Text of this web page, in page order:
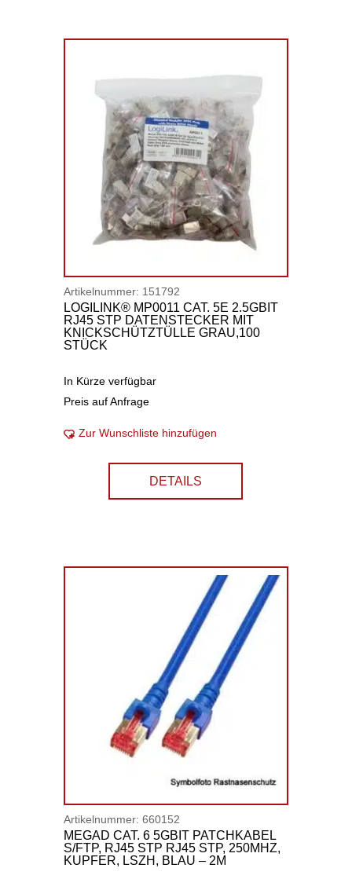
Artikelnummer: 151792
LOGILINK® MP0011 CAT. 5E 2.5GBIT
RJ45 STP DATENSTECKER MIT
KNICKSCHÜTZTÜLLE GRAU,100
STÜCK
In Kürze verfügbar
Preis auf Anfrage
Zur Wunschliste hinzufügen
DETAILS
Artikelnummer: 660152
MEGAD CAT. 6 5GBIT PATCHKABEL
S/FTP, RJ45 STP RJ45 STP, 250MHZ,
KUPFER, LSZH, BLAU – 2M